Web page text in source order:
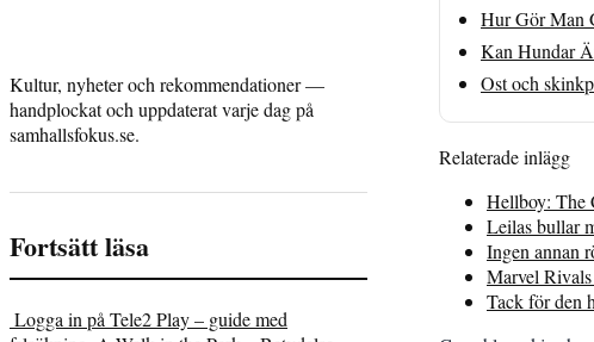
Hur Gör Man
Kan Hundar
Ost och
Relaterade inlägg
Hellboy: The
Leilas bullar
Ingen annan
Marvel
Tack för den
Kultur, nyheter och rekommendationer —
handplockat och uppdaterat varje dag på
samhallsfokus.se.
Fortsätt läsa
Logga in på Tele2 Play – guide med